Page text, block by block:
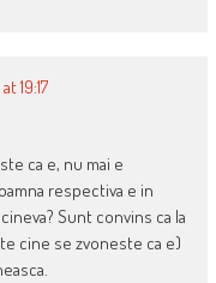
19:17
ca e, nu mai e
respectiva e in
Sunt convins ca la
cine se zvoneste ca e)